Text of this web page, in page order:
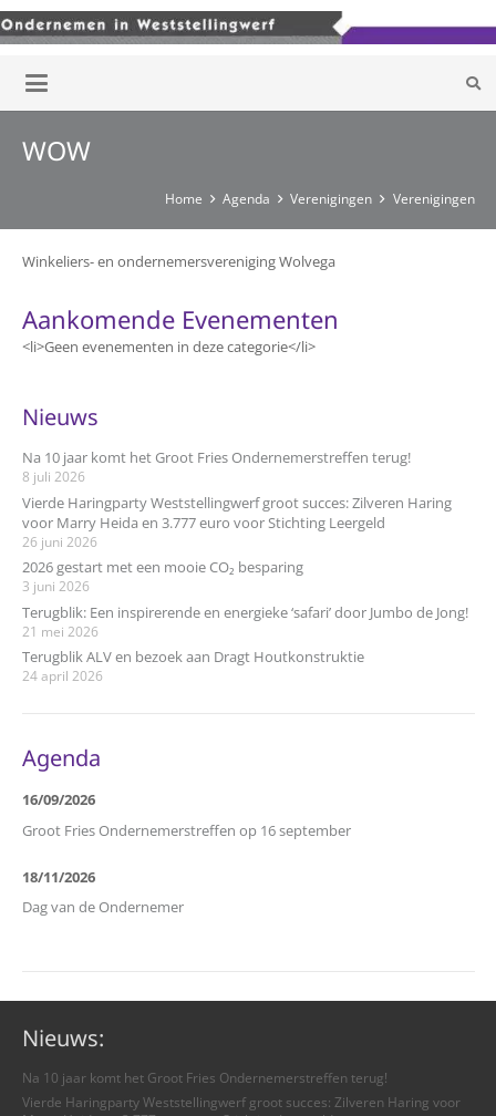
WOW
Home Agenda Verenigingen Verenigingen
Winkeliers- en ondernemersvereniging Wolvega
Aankomende Evenementen
<li>Geen evenementen in deze categorie</li>
Nieuws
Na 10 jaar komt het Groot Fries Ondernemerstreffen terug!
8 juli 2026
Vierde Haringparty Weststellingwerf groot succes: Zilveren Haring
voor Marry Heida en 3.777 euro voor Stichting Leergeld
26 juni 2026
2026 gestart met een mooie CO₂ besparing
3 juni 2026
Terugblik: Een inspirerende en energieke ‘safari’ door Jumbo de Jong!
21 mei 2026
Terugblik ALV en bezoek aan Dragt Houtkonstruktie
24 april 2026
Agenda
16/09/2026
Groot Fries Ondernemerstreffen op 16 september
18/11/2026
Dag van de Ondernemer
Nieuws:
Na 10 jaar komt het Groot Fries Ondernemerstreffen terug!
Vierde Haringparty Weststellingwerf groot succes: Zilveren Haring voor